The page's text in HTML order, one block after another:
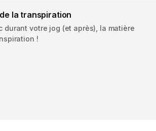
la transpiration
durant votre jog (et après), la matière
!